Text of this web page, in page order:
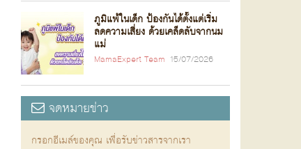
ภูมิแพ้ในเด็ก ป้องกันได้ตั้งแต่เริ่ม
ลดความเสี่ยง ด้วยเคล็ดลับจากนม
แม่
MamaExpert Team 15/07/2026
จดหมายข่าว
กรอกอีเมล์ของคุณ เพื่อรับข่าวสารจากเรา